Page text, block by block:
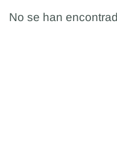
No se han